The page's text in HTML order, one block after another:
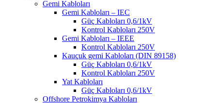
Gemi Kabloları
Gemi Kabloları – IEC
Güç Kabloları 0,6/1kV
Kontrol Kabloları 250V
Gemi Kabloları – IEEE
Kontrol Kabloları 250V
Kauçuk gemi Kabloları (DIN 89158)
Güç Kabloları 0,6/1kV
Kontrol Kabloları 250V
Yat Kabloları
Güç Kabloları 0,6/1kV
Offshore Petrokimya Kabloları